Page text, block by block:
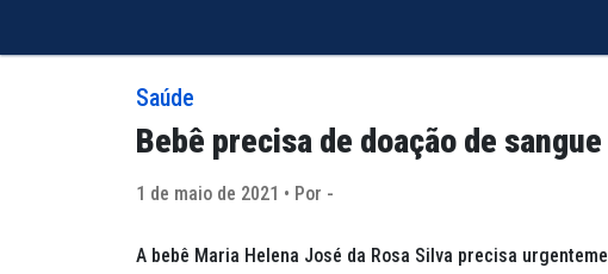
Saúde
Bebê precisa de doação de sangue
1 de maio de 2021 • Por -
A bebê Maria Helena José da Rosa Silva precisa